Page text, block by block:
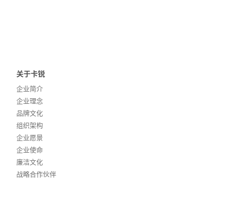
关于卡锐
企业简介
企业理念
品牌文化
组织架构
企业愿景
企业使命
廉洁文化
战略合作伙伴